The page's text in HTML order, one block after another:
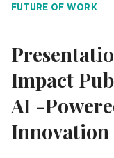
FUTURE OF WORK
Impact
AI -
Innovation